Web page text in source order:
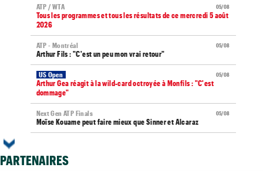
05/08
ATP / WTA
Tous les programmes et tous les résultats de ce mercredi 5 août
2026
05/08
ATP - Montréal
Arthur Fils : "C'est un peu mon vrai retour"
05/08
US Open
Arthur Gea réagit à la wild-card octroyée à Monfils : "C'est
dommage"
05/08
Next Gen ATP Finals
Moïse Kouame peut faire mieux que Sinner et Alcaraz
PARTENAIRES